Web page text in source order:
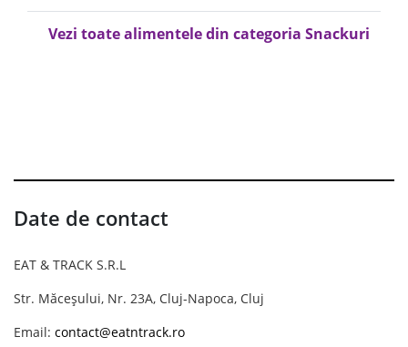
Vezi toate alimentele din categoria Snackuri
Date de contact
EAT & TRACK S.R.L
Str. Măceșului, Nr. 23A, Cluj-Napoca, Cluj
Email: contact@eatntrack.ro